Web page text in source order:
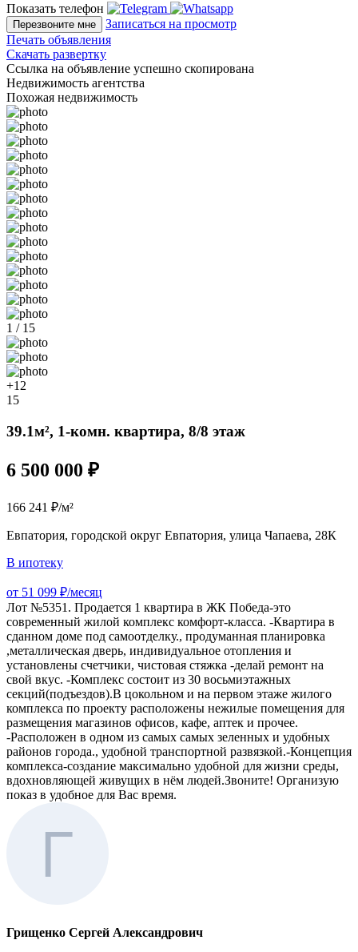
Показать телефон
Перезвоните мне
Записаться на просмотр
Печать объявления
Скачать развертку
Ссылка на объявление успешно скопирована
Недвижимость агентства
Похожая недвижимость
1 / 15
+12
15
39.1м², 1-комн. квартира, 8/8 этаж
6 500 000 ₽
166 241 ₽/м²
Евпатория, городской округ Евпатория, улица Чапаева, 28К
В ипотеку
от 51 099 ₽/месяц
Лот №5351. Продается 1 квартира в ЖК Победа-это
современный жилой комплекс комфорт-класса. -Квартира в
сданном доме под самоотделку., продуманная планировка
,металлическая дверь, индивидуальное отопления и
установлены счетчики, чистовая стяжка -делай ремонт на
свой вкус. -Комплекс состоит из 30 восьмиэтажных
секций(подъездов).В цокольном и на первом этаже жилого
комплекса по проекту расположены нежилые помещения для
размещения магазинов офисов, кафе, аптек и прочее.
-Расположен в одном из самых самых зеленных и удобных
районов города., удобной транспортной развязкой.-Концепция
комплекса-создание максимально удобной для жизни среды,
вдохновляющей живущих в нём людей.Звоните! Организую
показ в удобное для Вас время.
Грищенко Сергей Александрович